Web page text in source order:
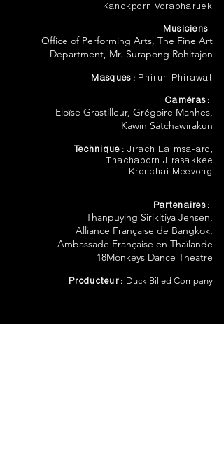
Kanokporn Vorapharuek​
Musiciens :
Office of Performing Arts, The Fine Art
Department​, Mr. Surapong Rohitajon
Masques : Phirun Phirawat​
Caméras :
Eloïse Grastilleur, Grégoire Manhes,
Kawin Satchawirakun
Technique : Jirach Eaimsa-ard,
Thachaporn Jirasakkee
Kronchai Meevong
Partenaires :
Thanpuying Sirikitiya Jensen,
Alliance Française de Bangkok,
Ambassade Française en Thaïlande
18Monkeys Dance Theatre
Producteur : Duck-Billed Company